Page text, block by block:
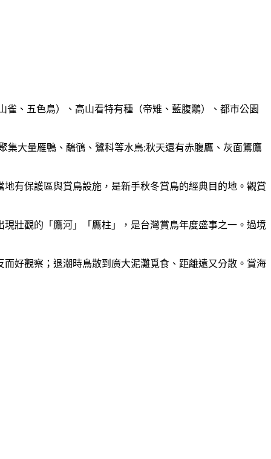
、五色鳥）、高山看特有種（帝雉、藍腹鷴）、都市公園
大量雁鴨、鷸鴴、鷺科等水鳥;秋天還有赤腹鷹、灰面鵟鷹
有保護區與賞鳥設施，是新手秋冬賞鳥的經典目的地。觀賞
壯觀的「鷹河」「鷹柱」，是台灣賞鳥年度盛事之一。過境
好觀察；退潮時鳥散到廣大泥灘覓食、距離遠又分散。賞海